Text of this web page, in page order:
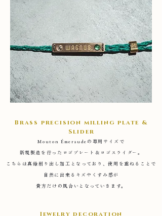
Brass precision milling plate &
Slider
Mouton Émeraudeの専用サイズで
新規製造を行ったロゴプレート＆ロゴスライダー。
こちらは真鍮削り出し加工となっており、使用を重ねることで
自然に出来るキズやくすみ感が
貴方だけの風合いとなっていきます。
Jewelry decoration